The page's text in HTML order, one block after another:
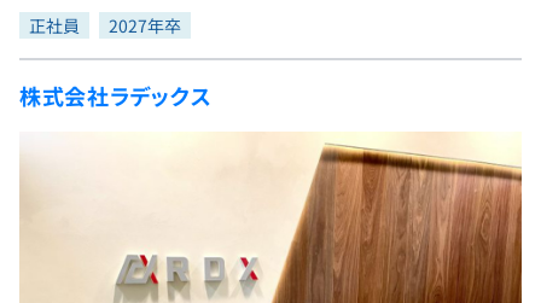
インターン
新卒エージェント
就活成功ガイド
問題集
4択課題
プログラミング言語
ゲーム・マンガ
Tech Team Journal
正社員 2027年卒
株式会社ラデックス